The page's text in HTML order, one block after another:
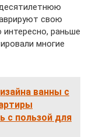
свою
раньше
многие
ванны с
с пользой для